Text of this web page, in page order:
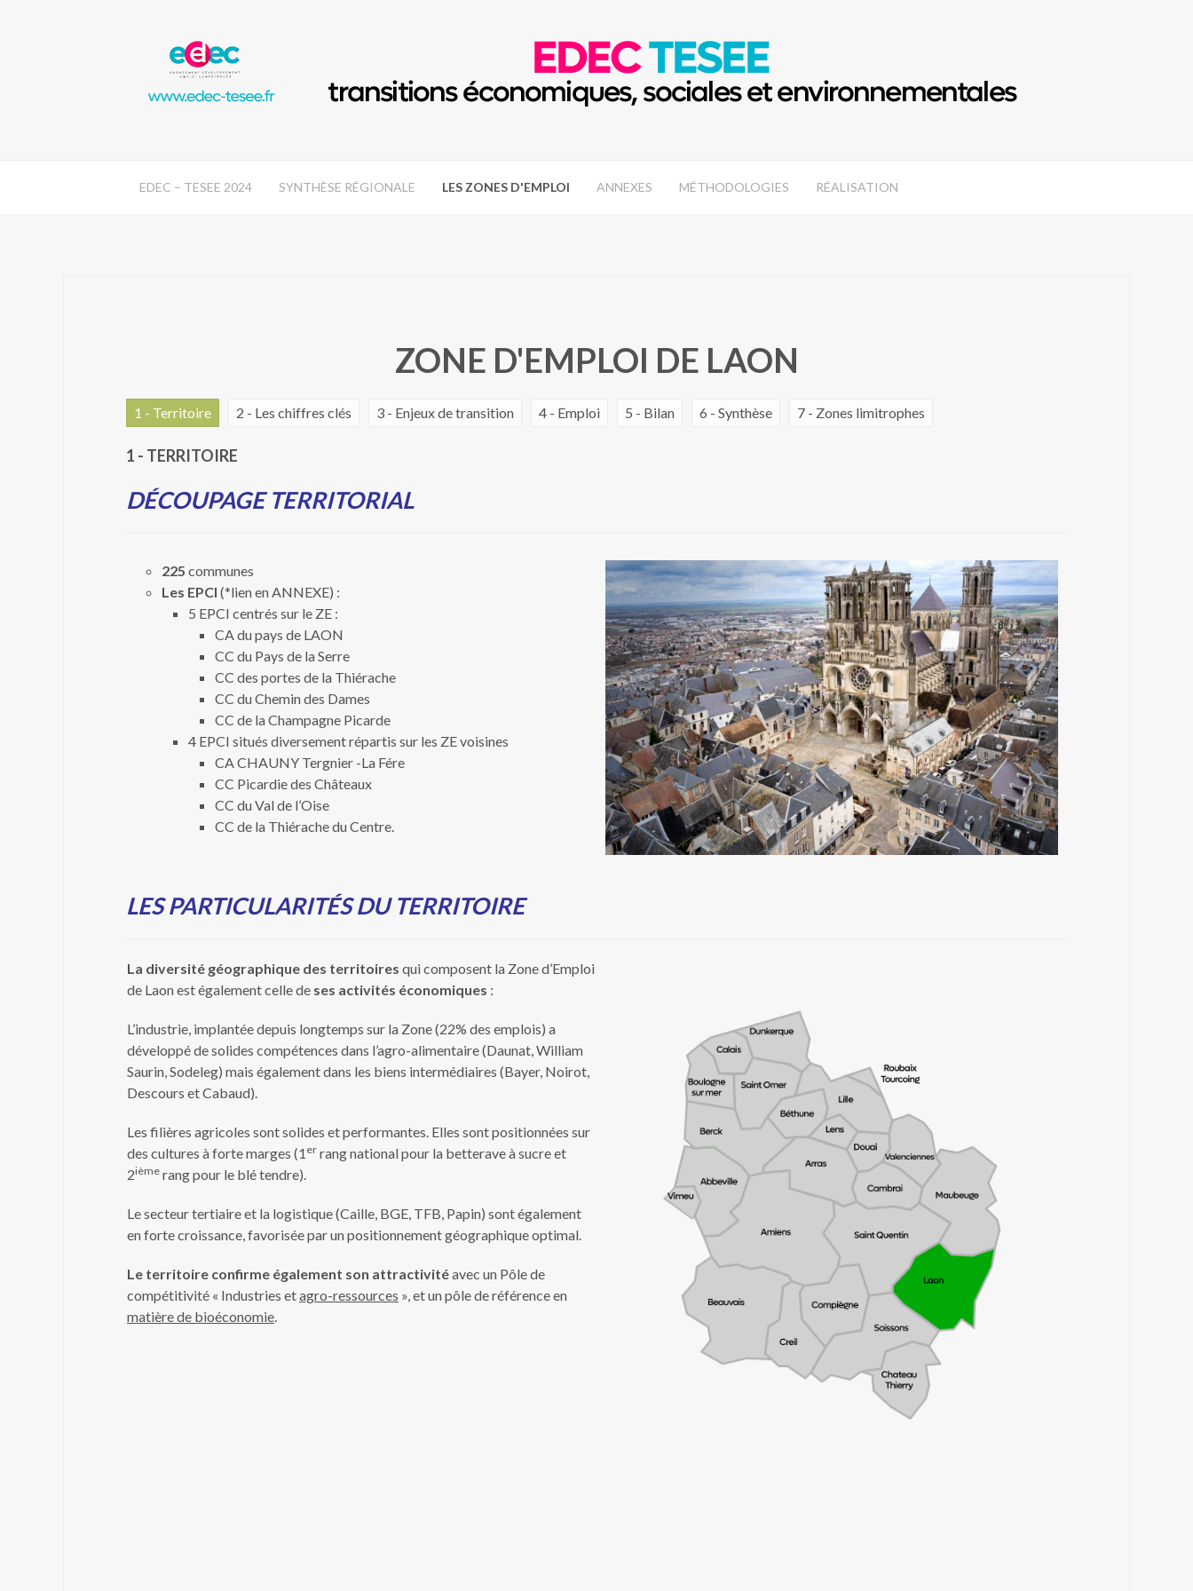
EDEC – TESEE 2024 SYNTHÈSE RÉGIONALE LES ZONES D'EMPLOI ANNEXES MÉTHODOLOGIES RÉALISATION
ZONE D'EMPLOI DE LAON
1 - Territoire 2 - Les chiffres clés 3 - Enjeux de transition 4 - Emploi 5 - Bilan 6 - Synthèse 7 - Zones limitrophes
1 - TERRITOIRE
DÉCOUPAGE TERRITORIAL
225 communes
Les EPCI (*lien en ANNEXE) :
5 EPCI centrés sur le ZE :
CA du pays de LAON
CC du Pays de la Serre
CC des portes de la Thiérache
CC du Chemin des Dames
CC de la Champagne Picarde
4 EPCI situés diversement répartis sur les ZE voisines
CA CHAUNY Tergnier -La Fére
CC Picardie des Châteaux
CC du Val de l’Oise
CC de la Thiérache du Centre.
LES PARTICULARITÉS DU TERRITOIRE
La diversité géographique des territoires qui composent la Zone d’Emploi
de Laon est également celle de ses activités économiques :
L’industrie, implantée depuis longtemps sur la Zone (22% des emplois) a
développé de solides compétences dans l’agro-alimentaire (Daunat, William
Saurin, Sodeleg) mais également dans les biens intermédiaires (Bayer, Noirot,
Descours et Cabaud).
Les filières agricoles sont solides et performantes. Elles sont positionnées sur
des cultures à forte marges (1 er rang national pour la betterave à sucre et
2ième rang pour le blé tendre).
Le secteur tertiaire et la logistique (Caille, BGE, TFB, Papin) sont également
en forte croissance, favorisée par un positionnement géographique optimal.
Le territoire confirme également son attractivitéavec un Pôle de
compétitivité « Industries etagro-ressources », et un pôle de référence en
matière de bioéconomie.